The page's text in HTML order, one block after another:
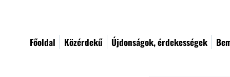
Főoldal Közérdekű Újdonságok, érdekességek